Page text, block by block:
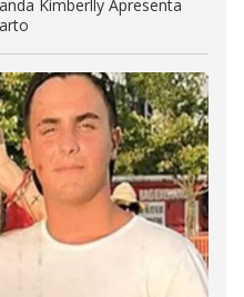
Kimberlly Apresenta